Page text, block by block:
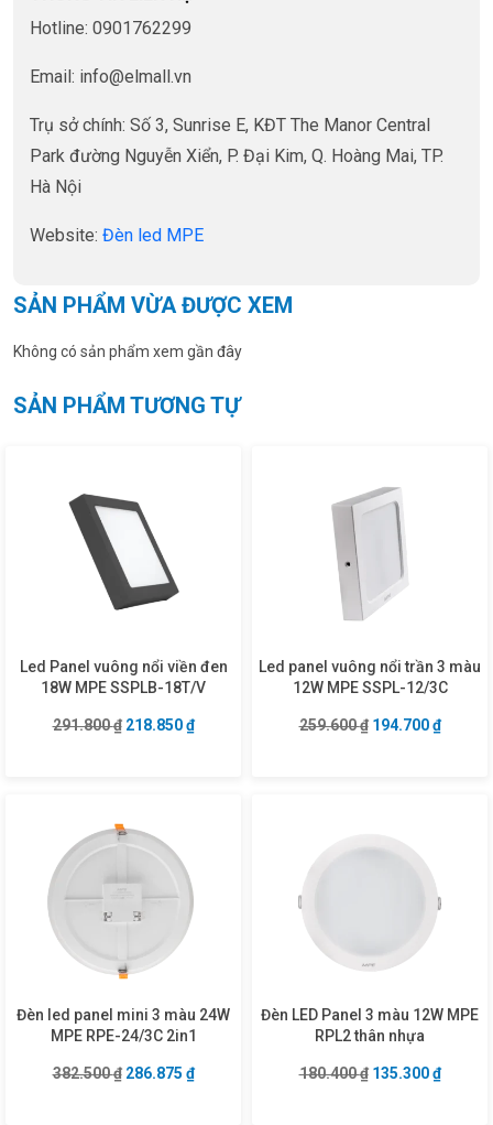
Hotline: 0901762299
Email: info@elmall.vn
Trụ sở chính: Số 3, Sunrise E, KĐT The Manor Central
Park đường Nguyễn Xiển, P. Đại Kim, Q. Hoàng Mai, TP.
Hà Nội
Website: Đèn led MPE
SẢN PHẨM VỪA ĐƯỢC XEM
Không có sản phẩm xem gần đây
SẢN PHẨM TƯƠNG TỰ
Led Panel vuông nổi viền đen
18W MPE SSPLB-18T/V
291.800₫ Giá gốc là: 291.800 ₫.
218.850₫Giá hiện tại là: 218.850 ₫.
Led panel vuông nổi trần 3 màu
12W MPE SSPL-12/3C
259.600₫ Giá gốc là:
194.700₫Giá
Đèn led panel mini 3 màu 24W
MPE RPE-24/3C 2in1
382.500₫ Giá gốc là: 382.500 ₫.
286.875 ₫Giá hiện tại là: 286.875 ₫.
Đèn LED Panel 3 màu 12W MPE
RPL2 thân nhựa
180.400₫ Giá gốc là:
135.300₫Giá